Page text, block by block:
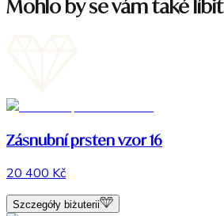
Mohlo by se vám také líbit
Zásnubní prsten vzor 16
20 400 Kč
Szczegóły biżuterii